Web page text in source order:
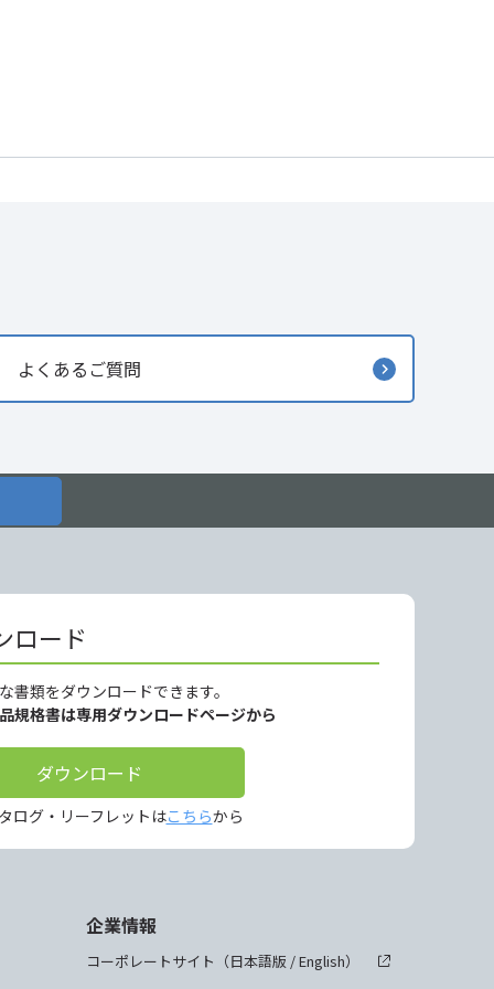
よくあるご質問
ロード
書類をダウンロードできます。
規格書は専用ダウンロードページから
ダウンロード
ログ・リーフレットはこちらから
企業情報
コーポレートサイト（日本語版 /English）